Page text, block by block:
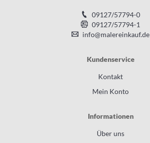
09127/57794-0
09127/57794-1
info@malereinkauf.de
Kundenservice
Kontakt
Mein Konto
Informationen
Über uns